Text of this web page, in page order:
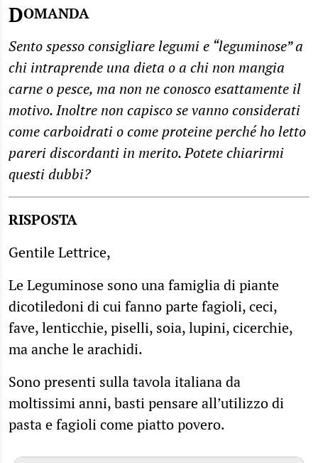
DOMANDA
Sento spesso consigliare legumi e “leguminose” a
chi intraprende una dieta o a chi non mangia
carne o pesce, ma non ne conosco esattamente il
motivo. Inoltre non capisco se vanno considerati
come carboidrati o come proteine perché ho letto
pareri discordanti in merito. Potete chiarirmi
questi dubbi?
RISPOSTA
Gentile Lettrice,
Le Leguminose sono una famiglia di piante
dicotiledoni di cui fanno parte fagioli, ceci,
fave, lenticchie, piselli, soia, lupini, cicerchie,
ma anche le arachidi.
Sono presenti sulla tavola italiana da
moltissimi anni, basti pensare all’utilizzo di
pasta e fagioli come piatto povero.